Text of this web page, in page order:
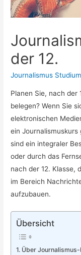
der 12.
Journalismus Studium
Planen Sie, nach der
belegen? Wenn Sie
elektronischen
ein Journalismuskurs
sind ein integraler
oder durch das
nach der 12. Klasse,
im Bereich
aufzubauen.
Übersicht
Über Journalismus-